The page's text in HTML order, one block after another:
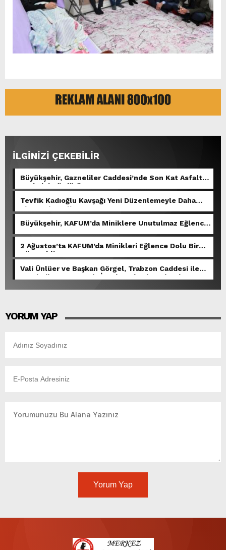
İLGİNİZİ ÇEKEBİLİR
Büyükşehir, Gazneliler Caddesi’nde Son Kat Asfalt
Serimini Sürdürüyor.
Tevfik Kadıoğlu Kavşağı Yeni Düzenlemeyle Daha
Akıcı Hale Geliyor.
Büyükşehir, KAFUM’da Miniklere Unutulmaz Eğlence
2 Ağustos’ta KAFUM’da Minikleri Eğlence Dolu Bir
Gün Bekliyor.
Vali Ünlüer ve Başkan Görgel, Trabzon Caddesi ile
Demirciler Çarşısı’nda İncelemelerde Bulundu.
YORUM YAP
Yorum Yap